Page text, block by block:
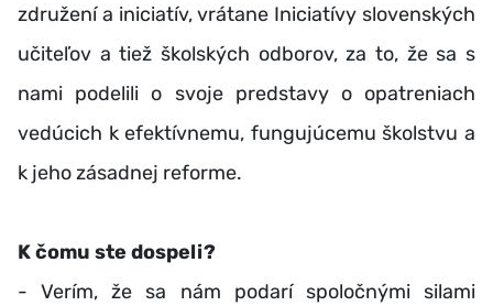
združení a iniciatív, vrátane Iniciatívy slovenských
učiteľov a tiež školských odborov, za to, že sa s
nami podelili o svoje predstavy o opatreniach
vedúcich k efektívnemu, fungujúcemu školstvu a
k jeho zásadnej reforme.
K čomu ste dospeli?
- Verím, že sa nám podarí spoločnými silami